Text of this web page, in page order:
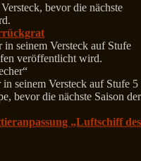
bevor die nächste
seinem Versteck auf Stufe
veröffentlicht wird.
seinem Versteck auf Stufe 5
bevor die nächste Saison der
„Luftschiff des